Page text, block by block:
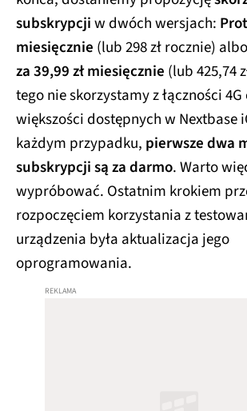
subskrypcjiw dwóch wersjach:
miesięcznie (lub 298 zł rocznie) albo
za 39,99 zł miesięcznie (lub 425,74
tego nie skorzystamy z łączności 4G
większości dostępnych w Nextbase
każdym przypadku, pierwsze dwa
subskrypcji są za darmo. Warto
wypróbować. Ostatnim krokiem
rozpoczęciem korzystania z
urządzenia była aktualizacja jego
oprogramowania.